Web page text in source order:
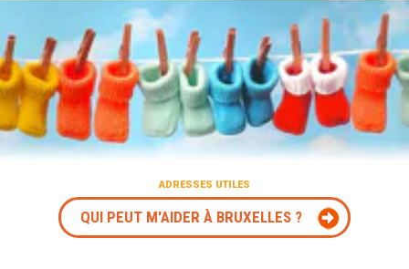
ADRESSES UTILES
QUI PEUT M'AIDER À BRUXELLES ?